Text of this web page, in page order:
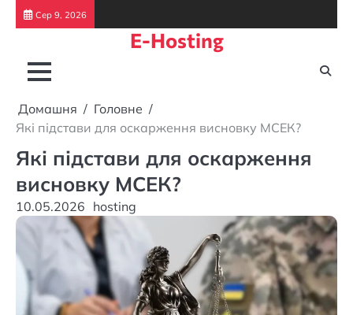
ПерейтиСер 9, 2026
E-Hosting
Домашня
Головне
Які підстави для оскарження висновку МСЕК?
Які підстави для оскарження
висновку МСЕК?
10.05.2026 hosting